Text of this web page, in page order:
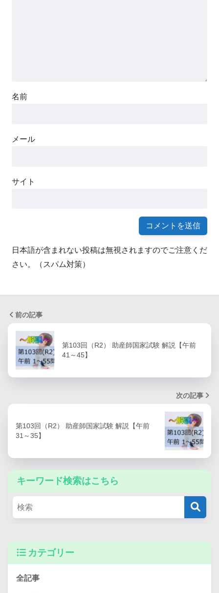
名前
メール
サイト
日本語が含まれない投稿は無視されますのでご注意くだ
さい。（スパム対策）
前の記事
第103回（R2） 助産師国家試験 解説【午前
41～45】
次の記事
第103回（R2） 助産師国家試験 解説【午前
31～35】
キーワード検索はこちら
カテゴリー
全記事